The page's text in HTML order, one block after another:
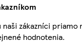
zákazníci priamo
hodnotenia.